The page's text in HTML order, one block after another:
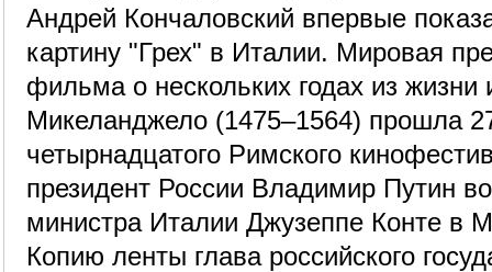
Андрей Кончаловский впервые
картину "Грех" в Италии. Мировая
фильма о нескольких годах из жизни
Микеланджело (1475–1564) прошла
четырнадцатого Римского
президент России Владимир Путин
министра Италии Джузеппе Конте в
Копию ленты глава российского